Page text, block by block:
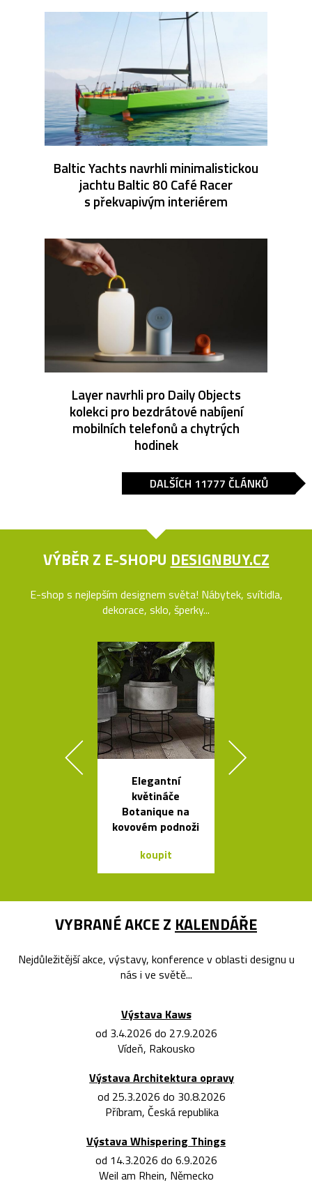
Baltic Yachts navrhli minimalistickou
jachtu Baltic 80 Café Racer
s překvapivým interiérem
Layer navrhli pro Daily Objects
kolekci pro bezdrátové nabíjení
mobilních telefonů a chytrých
hodinek
DALŠÍCH 11777 ČLÁNKŮ
VÝBĚR Z E-SHOPU DESIGNBUY.CZ
E-shop s nejlepším designem světa! Nábytek, svítidla,
dekorace, sklo, šperky...
Elegantní
květináče
Botanique na
kovovém podnoži
koupit
VYBRANÉ AKCE Z KALENDÁŘE
Nejdůležitější akce, výstavy, konference v oblasti designu u
nás i ve světě...
Výstava Kaws
od 3.4.2026 do 27.9.2026
Vídeň, Rakousko
Výstava Architektura opravy
od 25.3.2026 do 30.8.2026
Příbram, Česká republika
Výstava Whispering Things
od 14.3.2026 do 6.9.2026
Weil am Rhein, Německo